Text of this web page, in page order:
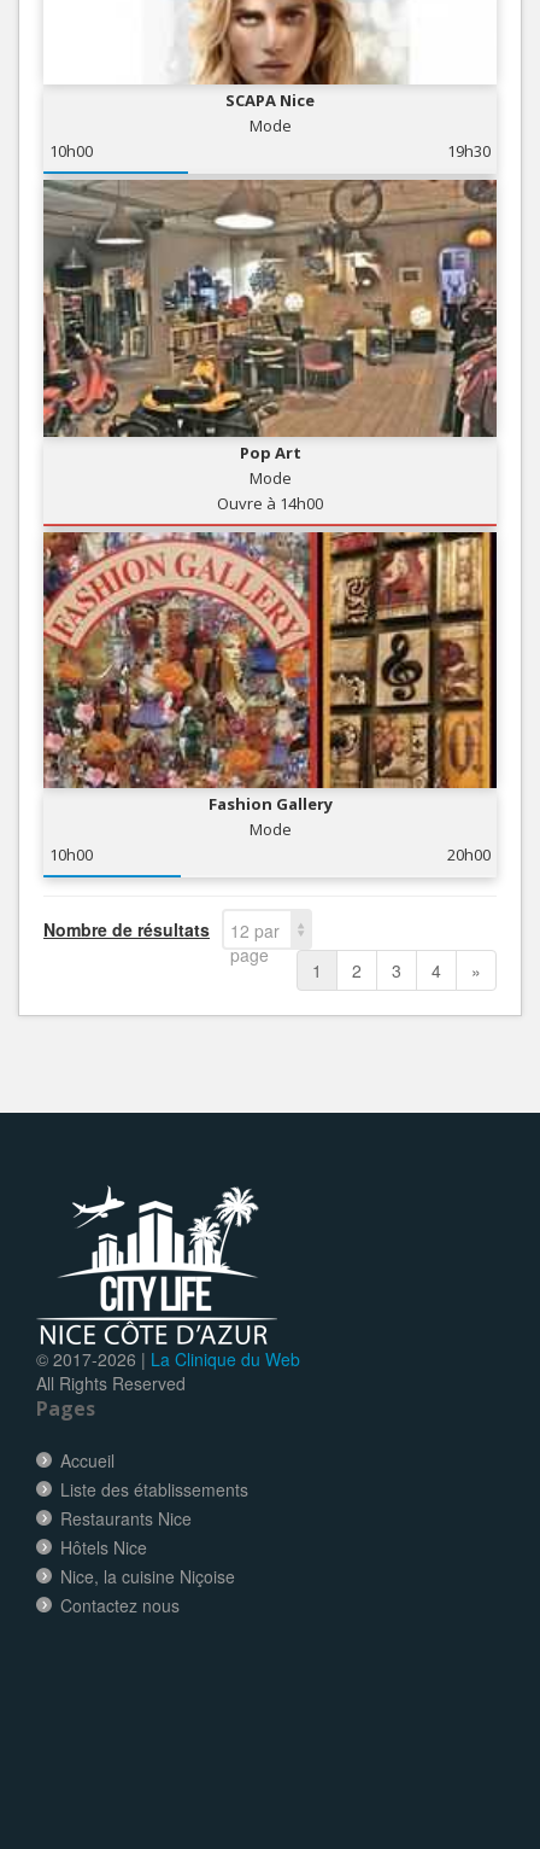
SCAPA Nice
Mode
10h00
19h30
Pop Art
Mode
Ouvre à 14h00
Fashion Gallery
Mode
10h00
20h00
Nombre de résultats
12 par
page
1 2 3 4 »
© 2017-2026 | La Clinique du Web
All Rights Reserved
Pages
Accueil
Liste des établissements
Restaurants Nice
Hôtels Nice
Nice, la cuisine Niçoise
Contactez nous